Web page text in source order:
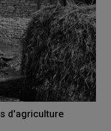
d'agriculture